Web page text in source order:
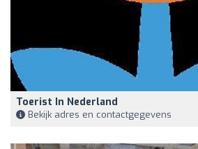
Toerist In Nederland
Bekijk adres en contactgegevens